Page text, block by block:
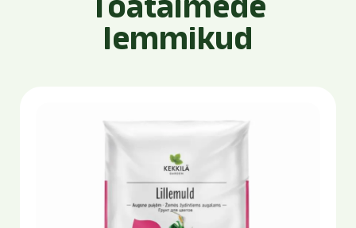
Toataimede
lemmikud